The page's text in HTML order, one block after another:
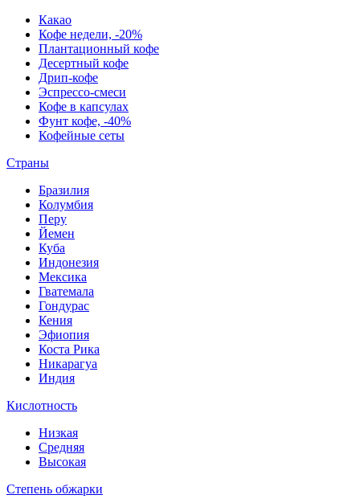
Какао
Кофе недели, -20%
Плантационный кофе
Десертный кофе
Дрип-кофе
Эспрессо-смеси
Кофе в капсулах
Фунт кофе, -40%
Кофейные сеты
Страны
Бразилия
Колумбия
Перу
Йемен
Куба
Индонезия
Мексика
Гватемала
Гондурас
Кения
Эфиопия
Коста Рика
Никарагуа
Индия
Кислотность
Низкая
Средняя
Высокая
Степень обжарки